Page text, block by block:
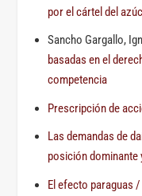
por el cártel del
Sancho Gargallo,
basadas en el
competencia
Prescripción de
Las demandas de
posición dominante
El efecto paraguas